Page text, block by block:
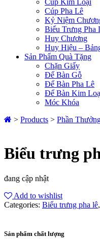
Cúp Kim Loại
Cúp Pha Lê
Kỷ Niệm
Biểu Trưng Pha
Huy Chương
Huy Hiệu –
Sản Phẩm Quà Tặng
Chặn Giấy
Để Bàn Gỗ
Để Bàn Pha Lê
Để Bàn Kim
Móc Khóa
> Products > Phần
Biểu trưng
đang cập nhật
Add to wishlist
Categories: Biểu trưng pha lê,
Sản phẩm chất lượng